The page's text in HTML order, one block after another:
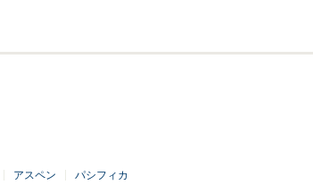
アスペン パシフィカ